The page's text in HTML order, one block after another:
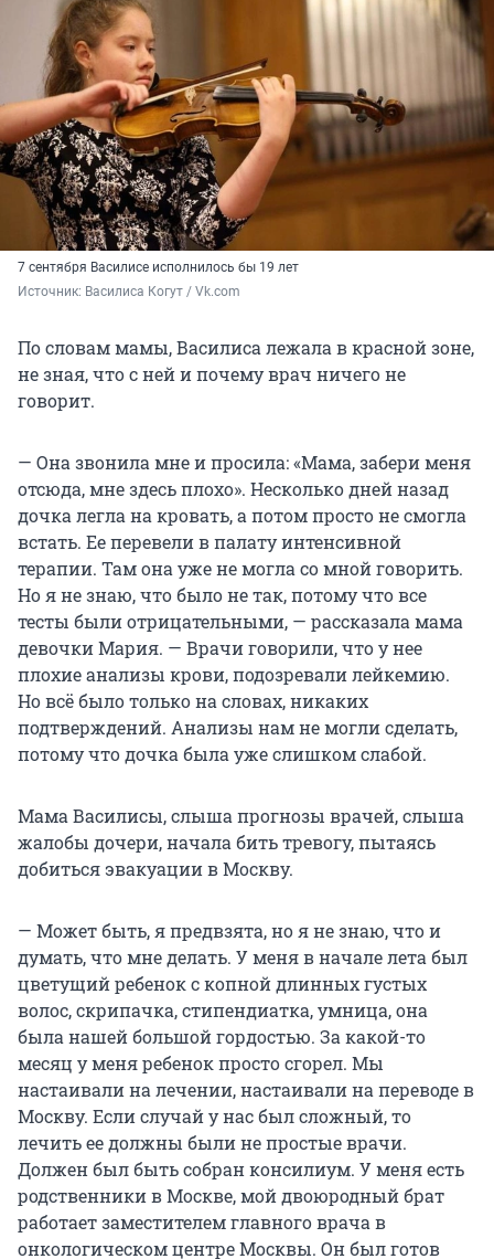
7 сентября Василисе исполнилось бы 19 лет
Источник: Василиса Когут / Vk.com
По словам мамы, Василиса лежала в красной зоне,
не зная, что с ней и почему врач ничего не
говорит.
— Она звонила мне и просила: «Мама, забери меня
отсюда, мне здесь плохо». Несколько дней назад
дочка легла на кровать, а потом просто не смогла
встать. Ее перевели в палату интенсивной
терапии. Там она уже не могла со мной говорить.
Но я не знаю, что было не так, потому что все
тесты были отрицательными, — рассказала мама
девочки Мария. — Врачи говорили, что у нее
плохие анализы крови, подозревали лейкемию.
Но всё было только на словах, никаких
подтверждений. Анализы нам не могли сделать,
потому что дочка была уже слишком слабой.
Мама Василисы, слыша прогнозы врачей, слыша
жалобы дочери, начала бить тревогу, пытаясь
добиться эвакуации в Москву.
— Может быть, я предвзята, но я не знаю, что и
думать, что мне делать. У меня в начале лета был
цветущий ребенок с копной длинных густых
волос, скрипачка, стипендиатка, умница, она
была нашей большой гордостью. За какой-то
месяц у меня ребенок просто сгорел. Мы
настаивали на лечении, настаивали на переводе в
Москву. Если случай у нас был сложный, то
лечить ее должны были не простые врачи.
Должен был быть собран консилиум. У меня есть
родственники в Москве, мой двоюродный брат
работает заместителем главного врача в
онкологическом центре Москвы. Он был готов